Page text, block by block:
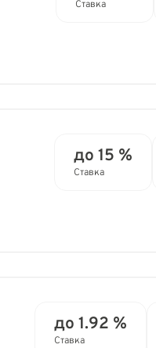
Ставка
до 15 %
Ставка
до 1.92 %
Ставка